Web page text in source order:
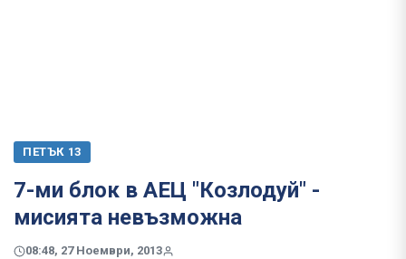
ПЕТЪК 13
7-ми блок в АЕЦ "Козлодуй" -
мисията невъзможна
08:48, 27 Ноември, 2013